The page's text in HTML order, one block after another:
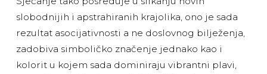
slobodnijih i apstrahiranih krajolika, ono je sada
rezultat asocijativnosti a ne doslovnog bilježenja,
zadobiva simboličko značenje jednako kao i
kolorit u kojem sada dominiraju vibrantni plavi,